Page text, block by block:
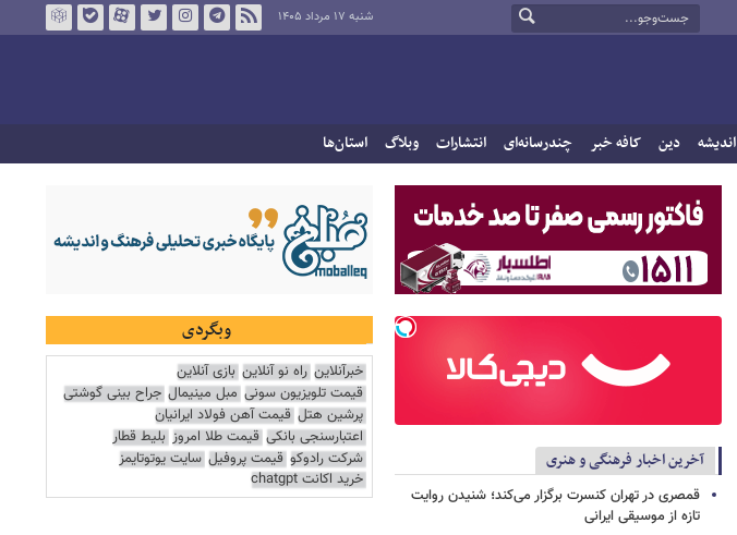
شنبه ۱۷ مرداد ۱۴۰۵
اندیشه دین کافه خبر چندرسانه‌ای انتشارات وبلاگ استان‌ها
آخرین اخبار فرهنگی و هنری
قمصری در تهران کنسرت برگزار می‌کند؛ شنیدن روایت
تازه از موسیقی ایرانی
وبگردی
خبرآنلاین راه نو آنلاین بازی آنلاین
قیمت تلویزیون سونی مبل مینیمال جراح بینی گوشتی
پرشین هتل قیمت آهن فولاد ایرانیان
اعتبارسنجی بانکی قیمت طلا امروز بلیط قطار
شرکت رادوکو قیمت پروفیل سایت یوتوتایمز
خرید اکانت chatgpt